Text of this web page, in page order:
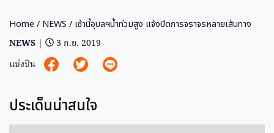
Home / NEWS / เช้านี้อุบลฯน้ำท่วมสูง แจ้งปิดการจราจรหลายเส้นทาง
NEWS |
3 ก.ย. 2019
แบ่งปัน
ประเด็นน่าสนใจ